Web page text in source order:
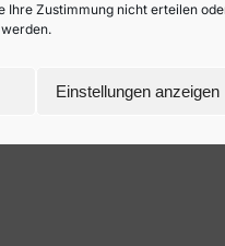
Ihre Zustimmung nicht erteilen
Einstellungen anzeigen